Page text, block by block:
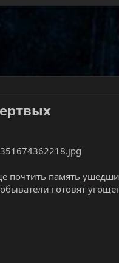
почтить память
готовят